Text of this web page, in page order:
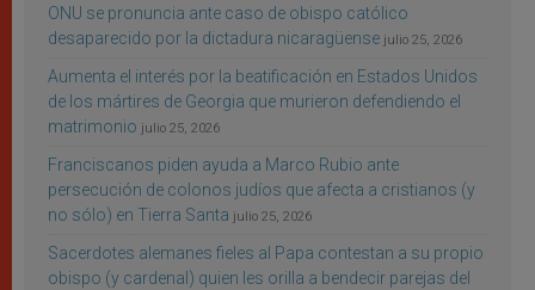
ONU se pronuncia ante caso de obispo católico
desaparecido por la dictadura nicaragüense julio 25, 2026
Aumenta el interés por la beatificación en Estados Unidos
de los mártires de Georgia que murieron defendiendo el
matrimonio julio 25, 2026
Franciscanos piden ayuda a Marco Rubio ante
persecución de colonos judíos que afecta a cristianos (y
no sólo) en Tierra Santa julio 25, 2026
Sacerdotes alemanes fieles al Papa contestan a su propio
obispo (y cardenal) quien les orilla a bendecir parejas del